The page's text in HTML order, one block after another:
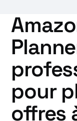
pour
offres